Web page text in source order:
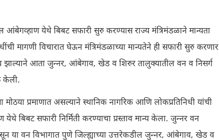
आंबेगव्हाण येथे बिबट सफारी सुरु करण्यास राज्य मंत्रिमंडळाने मान्यता
मागणी विचारात घेऊन मंत्रिमंडळाच्या मान्यतेने ही सफारी सुरु करणार
झाल्याने आता जुन्नर, आंबेगाव, खेड व शिरुर तालुक्यातील वन व निसर्ग
केली.
मोठया प्रमाणात असल्याने स्थानिक नागरिक आणि लोकप्रतिनिधी यांची
बिबट सफारी निर्मिती करण्याचा प्रस्ताव मान्य केला. जुन्नर वन
या वन विभागात पुणे जिल्ह्याच्या उत्तरेकडील जुन्नर, आंबेगाव, खेड व